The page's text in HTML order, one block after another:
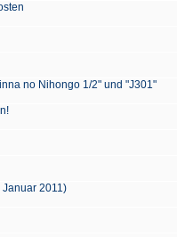
no Nihongo 1/2" und "J301"
Januar 2011)